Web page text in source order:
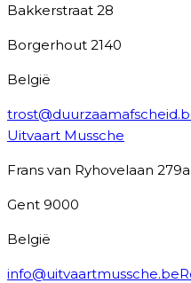
Bakkerstraat 28
Borgerhout 2140
België
Uitvaart Mussche
Frans van Ryhovelaan 279a
Gent 9000
België
info@uitvaartmussche.be